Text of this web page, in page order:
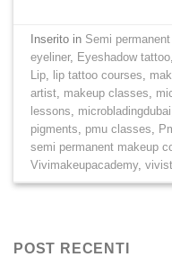
Inserito in Semi
eyeliner, Eyeshadow tattoo
Lip
lip tattoo courses
artist makeup classes
lessons
microbladingdubai
pigments
pmu classes
semi permanent makeup
Vivimakeupacademy,
POST RECENTI